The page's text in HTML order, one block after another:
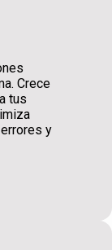
Crece
tus
y